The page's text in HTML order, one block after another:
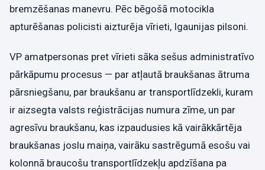
bremzēšanas manevru. Pēc bēgošā motocikla
apturēšanas policisti aizturēja vīrieti, Igaunijas pilsoni.
VP amatpersonas pret vīrieti sāka sešus administratīvo
pārkāpumu procesus — par atļautā braukšanas ātruma
pārsniegšanu, par braukšanu ar transportlīdzekli, kuram
ir aizsegta valsts reģistrācijas numura zīme, un par
agresīvu braukšanu, kas izpaudusies kā vairākkārtēja
braukšanas joslu maiņa, vairāku sastrēgumā esošu vai
kolonnā braucošu transportlīdzekļu apdzīšana pa